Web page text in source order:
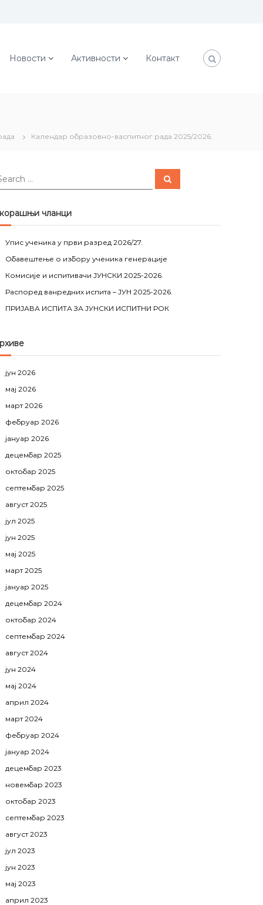
Новости Активности Контакт
Календар образовно-васпитног рада 2025/2026.
S
e
чланци
Упис ученика у први разред 2026/27.
Обавештење о избору ученика генерације
Комисије и испитивачи ЈУНСКИ 2025-2026.
Распоред ванредних испита – ЈУН 2025-2026.
ПРИЈАВА ИСПИТА ЗА ЈУНСКИ ИСПИТНИ РОК
јун 2026
мај 2026
март 2026
фебруар 2026
јануар 2026
децембар 2025
октобар 2025
септембар 2025
август 2025
јул 2025
јун 2025
мај 2025
март 2025
јануар 2025
децембар 2024
октобар 2024
септембар 2024
август 2024
јун 2024
мај 2024
април 2024
март 2024
фебруар 2024
јануар 2024
децембар 2023
новембар 2023
октобар 2023
септембар 2023
август 2023
јул 2023
јун 2023
мај 2023
април 2023